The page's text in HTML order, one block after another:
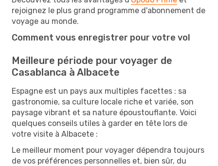
rejoignez le plus grand programme d'abonnement de
voyage au monde.
Comment vous enregistrer pour votre vol
Meilleure période pour voyager de
Casablanca à Albacete
Espagne est un pays aux multiples facettes : sa
gastronomie, sa culture locale riche et variée, son
paysage vibrant et sa nature époustouflante. Voici
quelques conseils utiles à garder en tête lors de
votre visite à Albacete :
Le meilleur moment pour voyager dépendra toujours
de vos préférences personnelles et, bien sûr, du